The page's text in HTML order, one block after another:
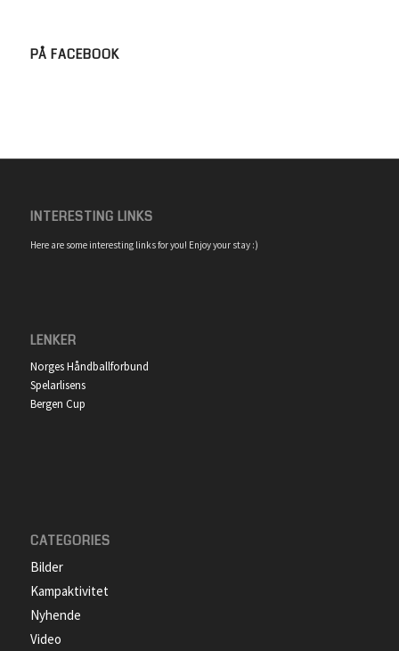
PÅ FACEBOOK
INTERESTING LINKS
Here are some interesting links for you! Enjoy your stay :)
LENKER
Norges Håndballforbund
Spelarlisens
Bergen Cup
CATEGORIES
Bilder
Kampaktivitet
Nyhende
Video